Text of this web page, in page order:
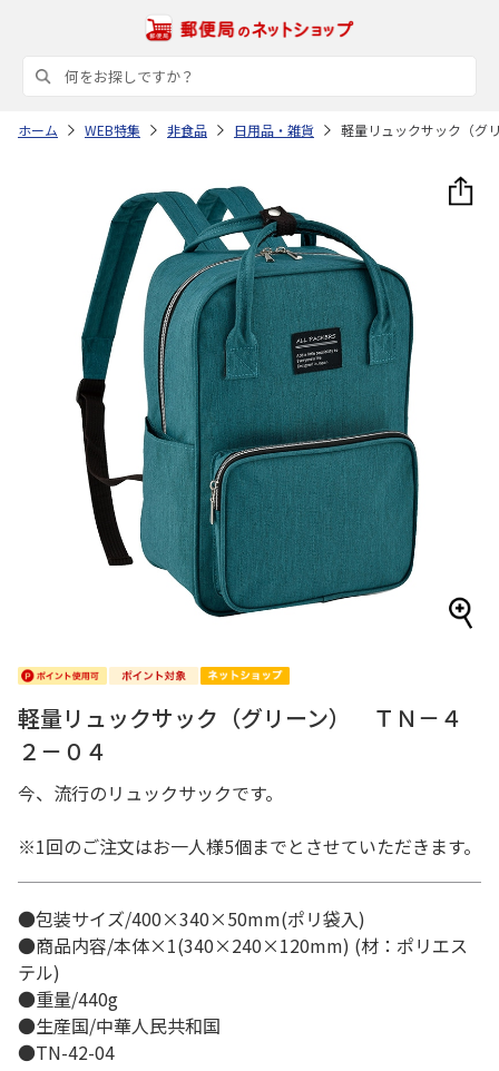
ホーム WEB特集 非食品 日用品・雑貨 軽量リュックサック（グ
軽量リュックサック（グリーン） ＴＮ－４
２－０４
今、流行のリュックサックです。
※1回のご注文はお一人様5個までとさせていただきます。
●包装サイズ/400×340×50mm(ポリ袋入)
●商品内容/本体×1(340×240×120mm) (材：ポリエス
テル)
●重量/440g
●生産国/中華人民共和国
●TN-42-04